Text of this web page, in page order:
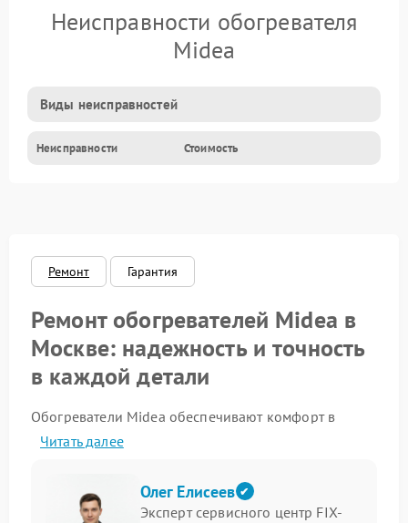
Неисправности обогревателя
Midea
Виды неисправностей
Неисправности Стоимость
Ремонт Гарантия
Ремонт обогревателей Midea в
Москве: надежность и точность
в каждой детали
Обогреватели Midea обеспечивают комфорт в
помещении, а при возникновении неполадок наш
сервисный центр предлагает профессиональное
Читать далее
Олег Елисеев
Эксперт сервисного центр FIX-